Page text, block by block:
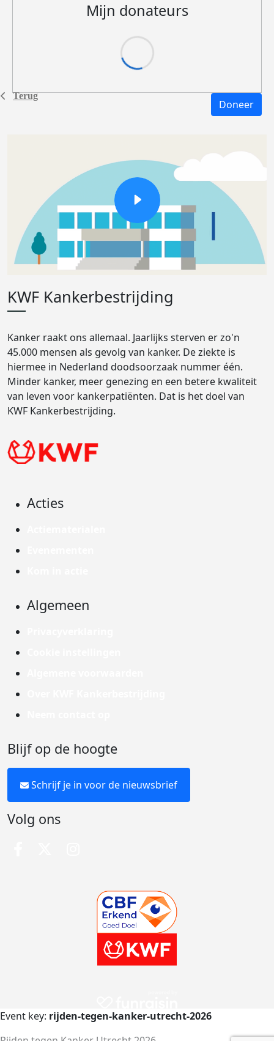
Terug
Mijn donateurs
Doneer
KWF Kankerbestrijding
Kanker raakt ons allemaal. Jaarlijks sterven er zo'n
45.000 mensen als gevolg van kanker. De ziekte is
hiermee in Nederland doodsoorzaak nummer één.
Minder kanker, meer genezing en een betere kwaliteit
van leven voor kankerpatiënten. Dat is het doel van
KWF Kankerbestrijding.
Acties
Algemeen
Blijf op de hoogte
Schrijf je in voor de nieuwsbrief
Volg ons
Event key: rijden-tegen-kanker-utrecht-2026